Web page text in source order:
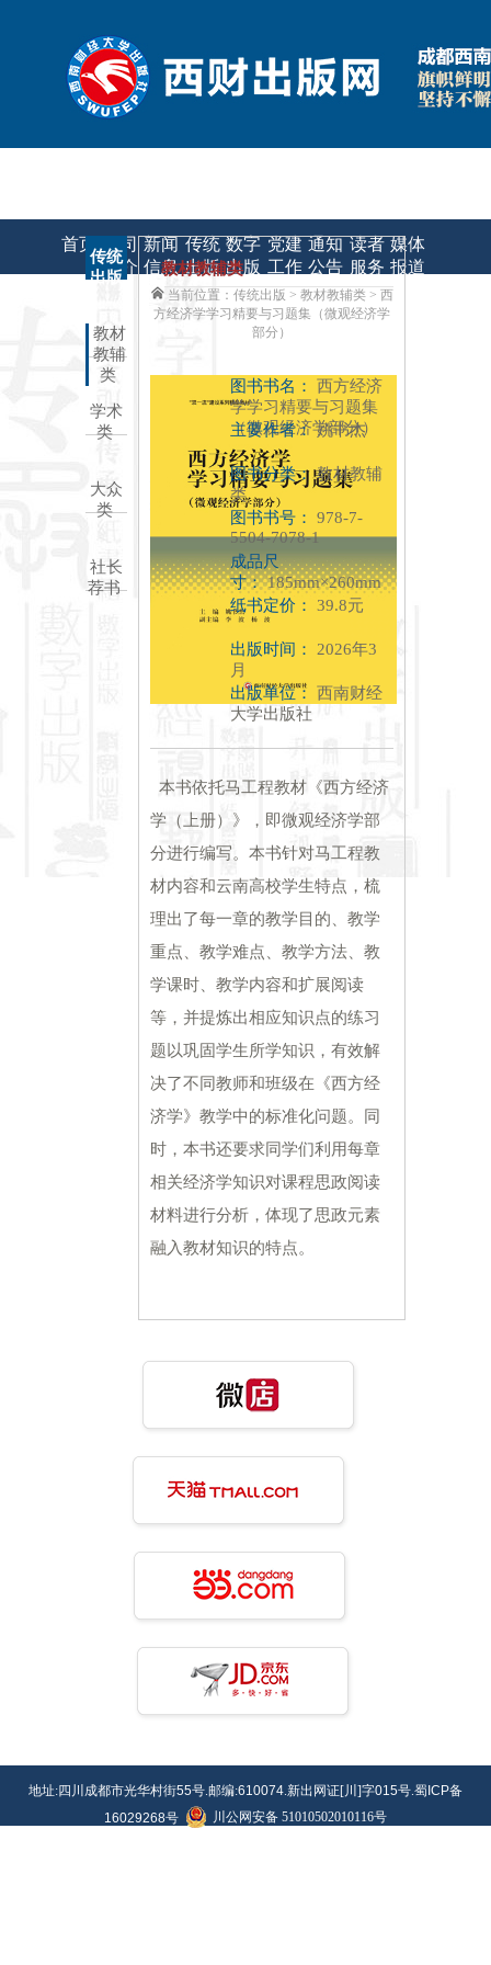
首页
公司
简介
新闻
信息
传统
出版
数字
出版
党建
工作
通知
公告
读者
服务
媒体
报道
传统
出版
教材
教辅
类
学术
类
大众
类
社长
荐书
教材教辅类
当前位置：传统出版 > 教材教辅类 > 西
方经济学学习精要与习题集（微观经济学
部分）
图书书名： 西方经济
学学习精要与习题集
（微观经济学部分）
主要作者：姚书杰
图书分类：教材教辅
类
图书书号： 978-7-
5504-7078-1
成品尺
寸：185mm×260mm
纸书定价： 39.8元
出版时间： 2026年3
月
出版单位： 西南财经
大学出版社
本书依托马工程教材《西方经济
学（上册）》，即微观经济学部
分进行编写。本书针对马工程教
材内容和云南高校学生特点，梳
理出了每一章的教学目的、教学
重点、教学难点、教学方法、教
学课时、教学内容和扩展阅读
等，并提炼出相应知识点的练习
题以巩固学生所学知识，有效解
决了不同教师和班级在《西方经
济学》教学中的标准化问题。同
时，本书还要求同学们利用每章
相关经济学知识对课程思政阅读
材料进行分析，体现了思政元素
融入教材知识的特点。
地址:四川成都市光华村街55号.邮编:610074.新出网证[川]字015号.蜀 ICP备
16029268号 川公网安备 51010502010116号